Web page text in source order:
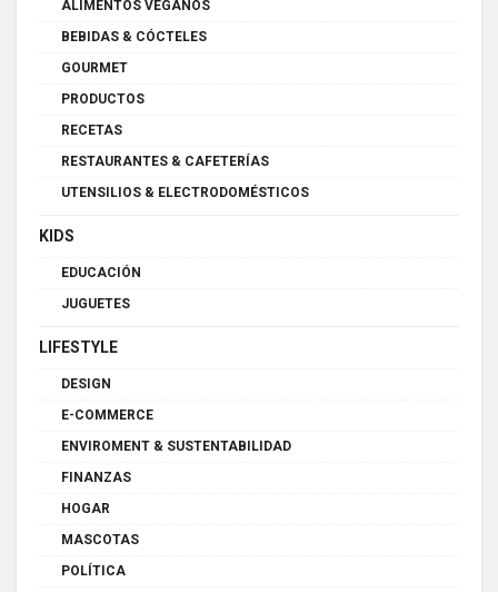
ALIMENTOS VEGANOS
BEBIDAS & CÓCTELES
GOURMET
PRODUCTOS
RECETAS
RESTAURANTES & CAFETERÍAS
UTENSILIOS & ELECTRODOMÉSTICOS
KIDS
EDUCACIÓN
JUGUETES
LIFESTYLE
DESIGN
E-COMMERCE
ENVIROMENT & SUSTENTABILIDAD
FINANZAS
HOGAR
MASCOTAS
POLÍTICA